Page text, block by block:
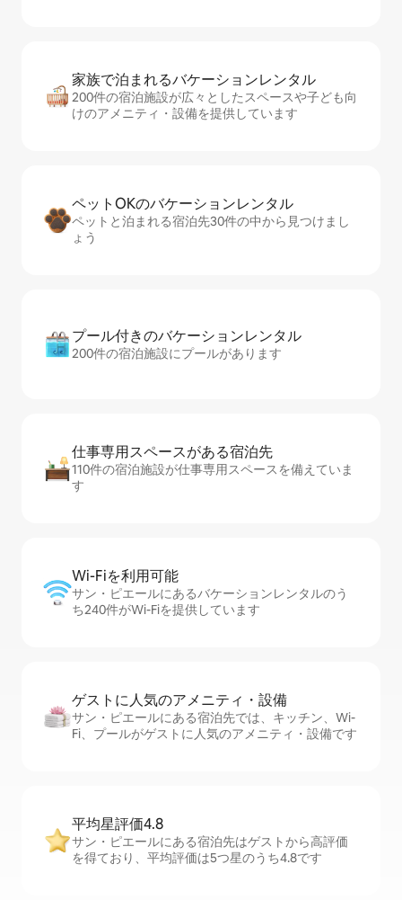
家族で泊まれるバ⁠ケ⁠ー⁠シ⁠ョ⁠ンレ⁠ン⁠タ⁠ル
200件の宿泊施設が広々としたスペースや子ども向
けのアメニティ・設備を提供しています
ペットOKのバ⁠ケ⁠ー⁠シ⁠ョ⁠ンレ⁠ン⁠タ⁠ル
ペットと泊まれる宿泊先30件の中から見つけまし
ょう
プール付きのバ⁠ケ⁠ー⁠シ⁠ョ⁠ンレ⁠ン⁠タ⁠ル
200件の宿泊施設にプールがあります
仕事専用ス⁠ペ⁠ー⁠スがあ⁠る宿⁠泊⁠先
110件の宿泊施設が仕事専用スペースを備えていま
す
Wi-Fiを利⁠用⁠可⁠能
サン・ピエールにあるバケーションレンタルのう
ち240件がWi-Fiを提供しています
ゲストに人⁠気⁠のア⁠メ⁠ニ⁠テ⁠ィ・設⁠備
サン・ピエールにある宿泊先では、キッチン、Wi-
Fi、プールがゲストに人気のアメニティ・設備です
平均星評価4.8
サン・ピエールにある宿泊先はゲストから高評価
を得ており、平均評価は5つ星のうち4.8です